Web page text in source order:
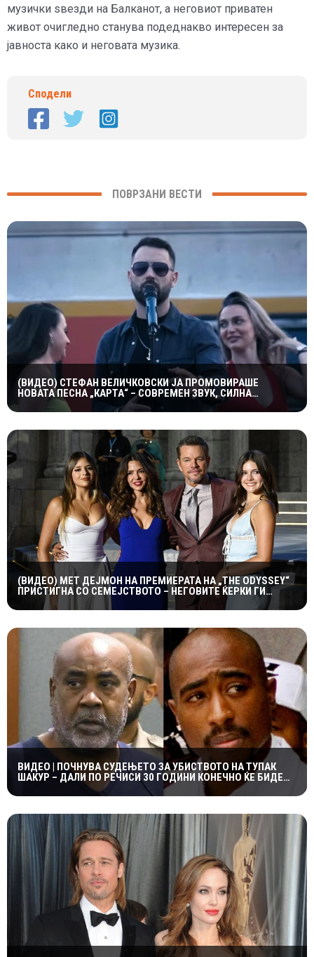
музички ѕвезди на Балканот, а неговиот приватен
живот очигледно станува подеднакво интересен за
јавноста како и неговата музика.
Сподели
ПОВРЗАНИ ВЕСТИ
(ВИДЕО) СТЕФАН ВЕЛИЧКОВСКИ ЈА ПРОМОВИРАШЕ
НОВАТА ПЕСНА „КАРТА“ – СОВРЕМЕН ЗВУК, СИЛНА
ЕМОЦИЈА И ВПЕЧАТЛИВ ВИДЕОСПОТ
(ВИДЕО) МЕТ ДЕЈМОН НА ПРЕМИЕРАТА НА „THE ODYSSEY“
ПРИСТИГНА СО СЕМЕЈСТВОТО – НЕГОВИТЕ ЌЕРКИ ГИ
УКРАДОА СИТЕ ПОГЛЕДИ
ВИДЕО | ПОЧНУВА СУДЕЊЕТО ЗА УБИСТВОТО НА ТУПАК
ШАКУР – ДАЛИ ПО РЕЧИСИ 30 ГОДИНИ КОНЕЧНО ЌЕ БИДЕ
ОТКРИЕНА ВИСТИНАТА?